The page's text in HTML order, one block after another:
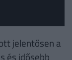
jelentősen a
és idősebb